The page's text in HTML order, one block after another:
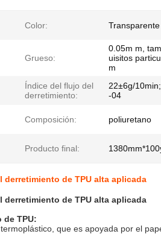
Color: Transparente
Grueso:
0.05m m,
uisitos
m
Índice del flujo del
derretimiento:
22±6g/
-04
Composición: poliuretano
Producto final:
de TPU alta aplicada
de TPU alta aplicada
de TPU:
que es apoyada por el